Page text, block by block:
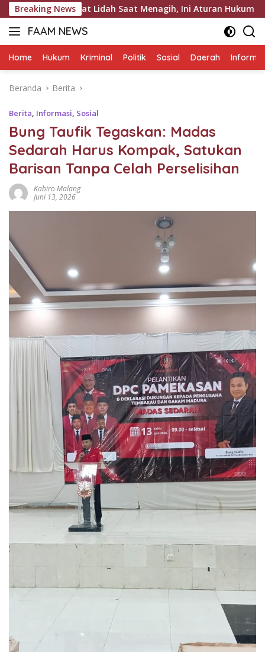
Langsung
ke
konten
Breaking News
Lidah Saat Menagih, Ini Aturan Hukum Penagihan
FAAM NEWS
Mengungkap
Mengawal
Home Hukum Kriminal Politik Sosial Daerah
Beranda Berita
Berita, Informasi, Sosial
Bung Taufik Tegaskan: Madas
Sedarah Harus Kompak, Satukan
Barisan Tanpa Celah Perselisihan
Kabiro Malang
Juni 13, 2026